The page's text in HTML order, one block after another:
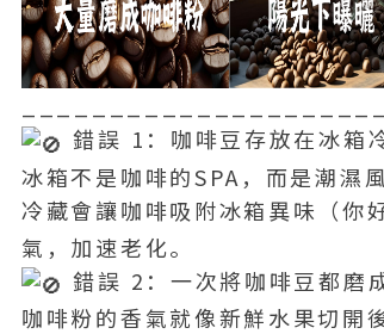
錯誤 1：咖啡豆存放在冰箱
冰箱不是咖啡的SPA，而是潮濕
冷藏會讓咖啡吸附冰箱異味（你
氣，加速老化。
錯誤 2：一次將咖啡豆都磨
咖啡粉的香氣就像新鮮水果切開